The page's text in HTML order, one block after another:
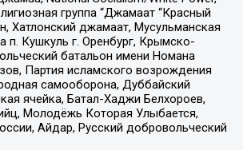
группа “Джамаат “Красный
Хатлонский джамаат, Мусульманская
п. Кушкуль г. Оренбург, Крымско-
батальон имени Номана
Партия исламского возрождения
самооборона, Дуббайский
ячейка, Батал-Хаджи Белхороев,
Молодёжь Которая Улыбается,
Айдар, Русский добровольческий